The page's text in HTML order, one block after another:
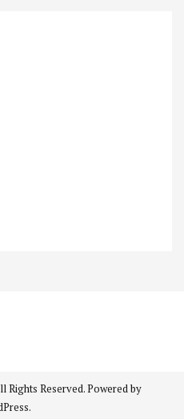
Rights Reserved. Powered by